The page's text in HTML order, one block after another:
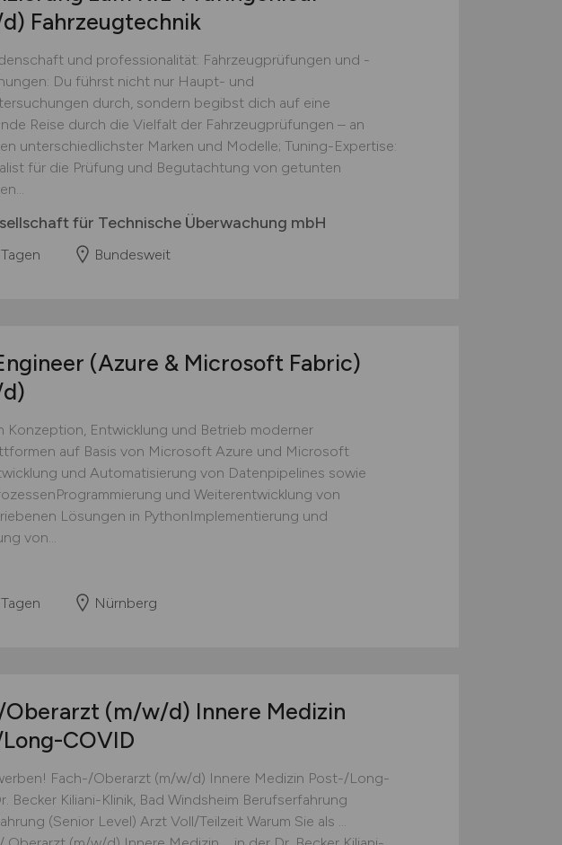
Fahrzeugtechnik
und professionalität: Fahrzeugprüfungen und -
Du führst nicht nur Haupt- und
durch, sondern begibst dich auf eine
Reise durch die Vielfalt der Fahrzeugprüfungen – an
unterschiedlichster Marken und Modelle; Tuning-Expertise:
für die Prüfung und Begutachtung von getunten
für Technische Überwachung mbH
Bundesweit
(Azure & Microsoft Fabric)
Konzeption, Entwicklung und Betrieb moderner
auf Basis von Microsoft Azure und Microsoft
und Automatisierung von Datenpipelines sowie
und Weiterentwicklung von
Lösungen in PythonImplementierung und
von...
Nürnberg
Oberarzt (m/w/d) Innere Medizin
COVID
Fach-/Oberarzt (m/w/d) Innere Medizin Post-/Long-
Becker Kiliani-Klinik, Bad Windsheim Berufserfahrung
(Senior Level) Arzt Voll/Teilzeit Warum Sie als ...